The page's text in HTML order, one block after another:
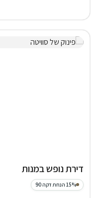
דירת נופש במנות
15% הנחת דקה 90